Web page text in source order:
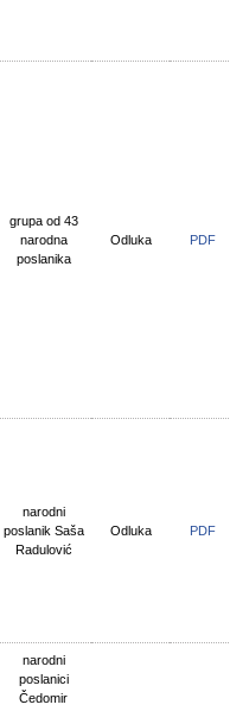
grupa od 43
narodna
poslanika
Odluka PDF
narodni
poslanik Saša
Radulović
Odluka PDF
narodni
poslanici
Čedomir